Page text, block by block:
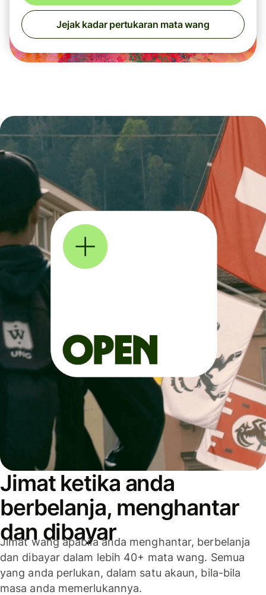
Jejak kadar pertukaran mata wang
Jimat ketika anda
berbelanja, menghantar
dan dibayar
Jimat wang apabila anda menghantar, berbelanja
dan dibayar dalam lebih 40+ mata wang. Semua
yang anda perlukan, dalam satu akaun, bila-bila
masa anda memerlukannya.